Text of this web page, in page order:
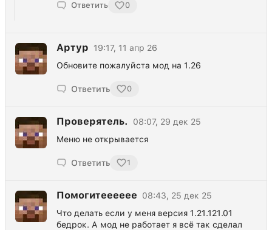
Ответить 0
Артур
19:17, 11 апр 26
Обновите пожалуйста мод на 1.26
Ответить 0
Проверятель.
08:07, 29 дек 25
Меню не открывается
Ответить 1
Помогитееееее
08:43, 25 дек 25
Что делать если у меня версия 1.21.121.01
бедрок. А мод не работает я всё так сделал